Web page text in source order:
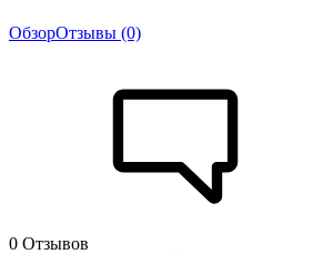
ОбзорОтзывы (0)
0 Отзывов